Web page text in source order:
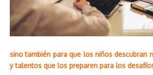
sino también para que los niños descubran
y talentos que los preparen para los